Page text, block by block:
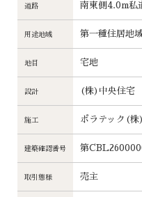
道路 南東側4.0m私
用途地域 第一種住居地
地目 宅地
設計 (株)中央住宅
施工 ポラテック(株)
建築確認番号 第
取引態様 売主